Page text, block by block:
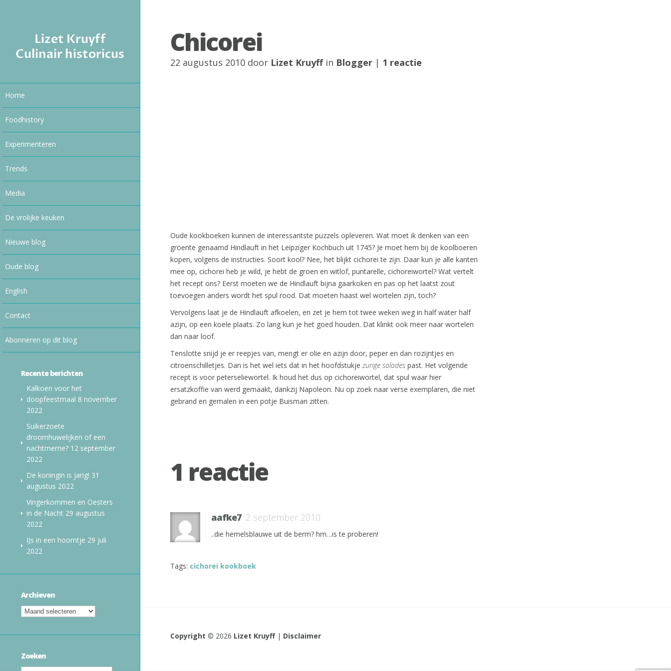
Lizet Kruyff
Culinair historicus
Home
Foodhistory
Experimenteren
Trends
Media
De vrolijke keuken
Nieuwe blog
Oude blog
English
Contact
Abonneren op dit blog
Recente berichten
Kalkoen voor het
doopfeestmaal 8 november
2022
Suikerzoete
droomhuwelijken of een
nachtmerrie? 12 september
2022
De koningin is jarig! 31
augustus 2022
Vingerkommen en Oesters
in de Nacht 29 augustus
2022
IJs in een hoorntje 29 juli
2022
Archieven
Zoeken
Chicorei
22 augustus 2010 door Lizet Kruyffin Blogger | 1 reactie
Oude kookboeken kunnen de interessantste puzzels opleveren. Wat moet ik denken van een
groente genaamd Hindlauft in het Leipziger Kochbuch uit 1745? Je moet hem bij de koolboeren
kopen, volgens de instructies. Soort kool? Nee, het blijkt cichorei te zijn. Daar kun je alle kanten
mee op, cichorei heb je wild, je hebt de groen en witlof, puntarelle, cichoreiwortel? Wat vertelt
het recept ons? Eerst moeten we de Hindlauft bijna gaarkoken en pas op het laatst zout
toevoegen anders wordt het spul rood. Dat moeten haast wel wortelen zijn, toch?
Vervolgens laat je de Hindlauft afkoelen, en zet je hem tot twee weken weg in half water half
azijn, op een koele plaats. Zo lang kun je het goed houden. Dat klinkt ook meer naar wortelen
dan naar loof.
Tenslotte snijd je er reepjes van, mengt er olie en azijn door, peper en dan rozijntjes en
citroenschilletjes. Dan is het wel iets dat in het hoofdstukje zurige salades past. Het volgende
recept is voor peterseliewortel. Ik houd het dus op cichoreiwortel, dat spul waar hier
ersatzkoffie van werd gemaakt, dankzij Napoleon. Nu op zoek naar verse exemplaren, die niet
gebrand en gemalen in een potje Buisman zitten.
1 reactie
aafke7 2 september 2010
..die hemelsblauwe uit de berm? hm…is te proberen!
Tags: cichorei kookboek
Copyright © 2026 Lizet Kruyff| Disclaimer